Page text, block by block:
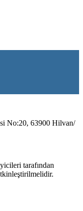
No:20, 63900 Hilvan/
tarafından